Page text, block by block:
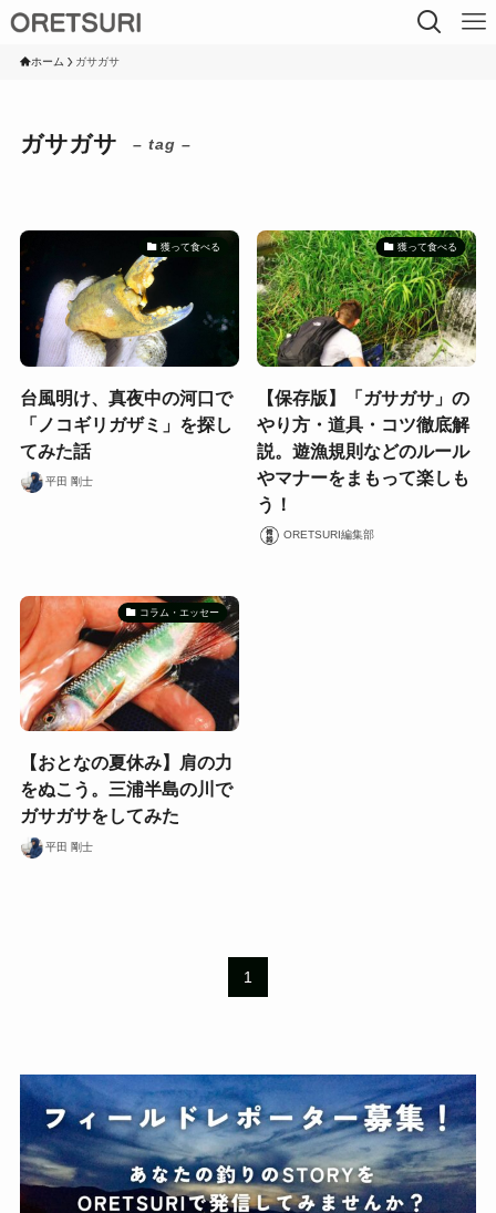
ホーム ガサガサ
ガサガサ – tag –
獲って食べる
台風明け、真夜中の河口で
「ノコギリガザミ」を探し
てみた話
平田 剛士
獲って食べる
【保存版】「ガサガサ」の
やり方・道具・コツ徹底解
説。遊漁規則などのルール
やマナーをまもって楽しも
う！
ORETSURI編集部
コラム・エッセー
【おとなの夏休み】肩の力
をぬこう。三浦半島の川で
ガサガサをしてみた
平田 剛士
1